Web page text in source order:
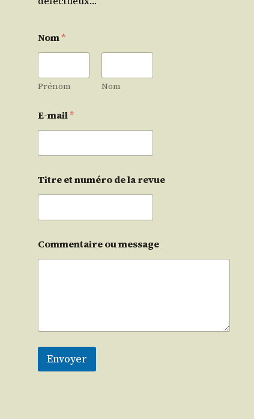
Nom*
Prénom Nom
E-mail*
Titre et numéro de la revue
Commentaire ou message
Envoyer